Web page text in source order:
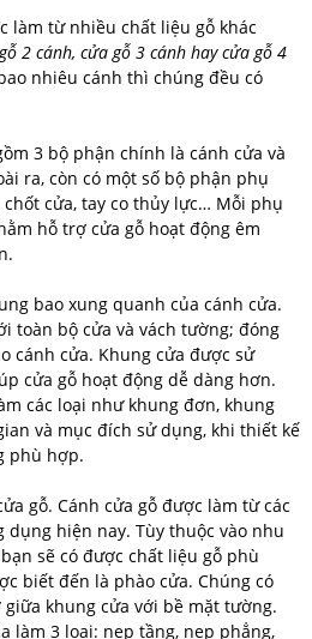
làm từ nhiều chất liệu gỗ khác
2 cánh, cửa gỗ 3 cánh hay cửa gỗ 4
nhiêu cánh thì chúng đều có
3 bộ phận chính là cánh cửa và
ra, còn có một số bộ phận phụ
cửa, tay co thủy lực… Mỗi phụ
hỗ trợ cửa gỗ hoạt động êm
bao xung quanh của cánh cửa.
toàn bộ cửa và vách tường; đóng
cánh cửa. Khung cửa được sử
cửa gỗ hoạt động dễ dàng hơn.
các loại như khung đơn, khung
và mục đích sử dụng, khi thiết kế
phù hợp.
gỗ. Cánh cửa gỗ được làm từ các
hiện nay. Tùy thuộc vào nhu
sẽ có được chất liệu gỗ phù
biết đến là phào cửa. Chúng có
khung cửa với bề mặt tường.
làm 3 loại: nẹp tầng, nẹp phẳng,